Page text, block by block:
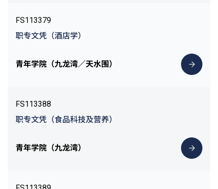
FS113379
职专文凭（酒店学）
青年学院（九龙湾／天水围）
FS113388
职专文凭（食品科技及营养）
青年学院（九龙湾）